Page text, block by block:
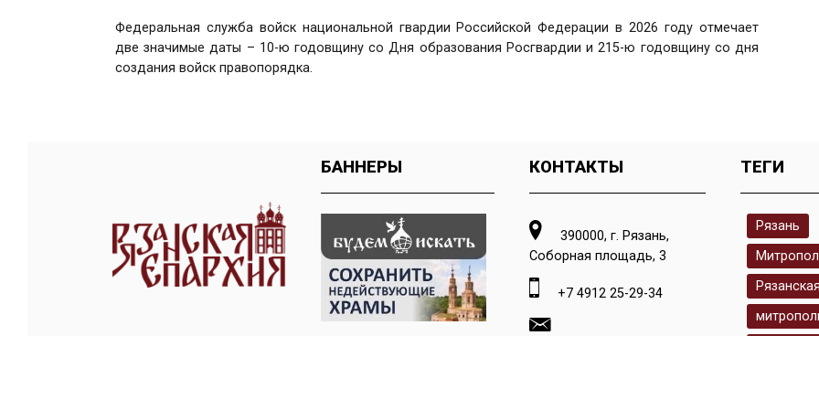
Федеральная служба войск национальной гвардии Российской Федерации в 2026 году отмечает
две значимые даты – 10-ю годовщину со Дня образования Росгвардии и 215-ю годовщину со дня
создания войск правопорядка.
БАННЕРЫ КОНТАКТЫ
390000, г. Рязань,
Соборная площадь, 3
+7 4912 25-29-34
ТЕГИ
Рязань